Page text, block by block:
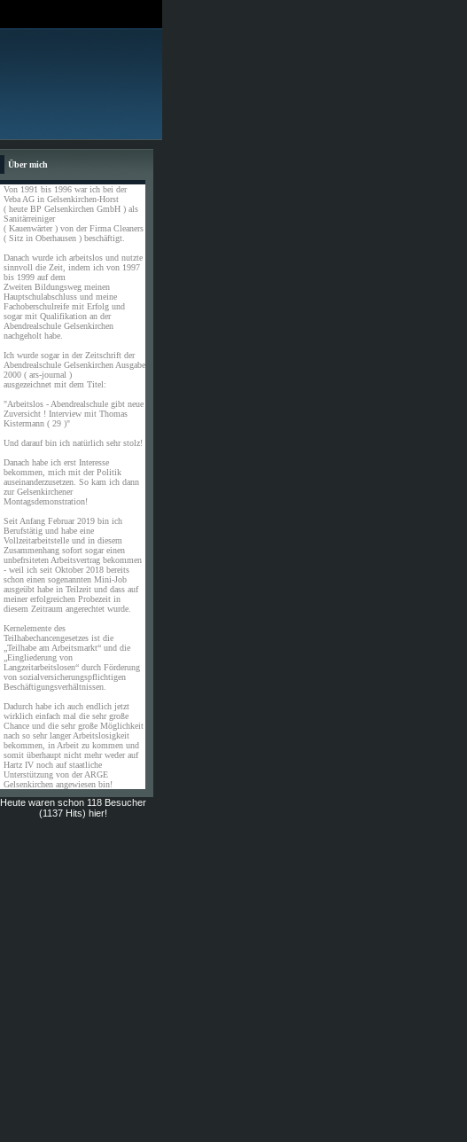
Über mich
Von 1991 bis 1996 war ich bei der
Veba AG in Gelsenkirchen-Horst
( heute BP Gelsenkirchen GmbH ) als
Sanitärreiniger
( Kauenwärter ) von der Firma Cleaners
( Sitz in Oberhausen ) beschäftigt.
Danach wurde ich arbeitslos und nutzte
sinnvoll die Zeit, indem ich von 1997
bis 1999 auf dem
Zweiten Bildungsweg meinen
Hauptschulabschluss und meine
Fachoberschulreife mit Erfolg und
sogar mit Qualifikation an der
Abendrealschule Gelsenkirchen
nachgeholt habe.
Ich wurde sogar in der Zeitschrift der
Abendrealschule Gelsenkirchen Ausgabe
2000 ( ars-journal )
ausgezeichnet mit dem Titel:
"Arbeitslos - Abendrealschule gibt neue
Zuversicht ! Interview mit Thomas
Kistermann ( 29 )"
Und darauf bin ich natürlich sehr stolz!
Danach habe ich erst Interesse
bekommen, mich mit der Politik
auseinanderzusetzen. So kam ich dann
zur Gelsenkirchener
Montagsdemonstration!
Seit Anfang Februar 2019 bin ich
Berufstätig und habe eine
Vollzeitarbeitstelle und in diesem
Zusammenhang sofort sogar einen
unbefrsiteten Arbeitsvertrag bekommen
- weil ich seit Oktober 2018 bereits
schon einen sogenannten Mini-Job
ausgeübt habe in Teilzeit und dass auf
meiner erfolgreichen Probezeit in
diesem Zeitraum angerechtet wurde.
Kernelemente des
Teilhabechancengesetzes ist die
„Teilhabe am Arbeitsmarkt“ und die
„Eingliederung von
Langzeitarbeitslosen“ durch Förderung
von sozialversicherungspflichtigen
Beschäftigungsverhältnissen.
Dadurch habe ich auch endlich jetzt
wirklich einfach mal die sehr große
Chance und die sehr große Möglichkeit
nach so sehr langer Arbeitslosigkeit
bekommen, in Arbeit zu kommen und
somit überhaupt nicht mehr weder auf
Hartz IV noch auf staatliche
Unterstützung von der ARGE
Gelsenkirchen angewiesen bin!
Heute waren schon 118 Besucher
(1137 Hits) hier!